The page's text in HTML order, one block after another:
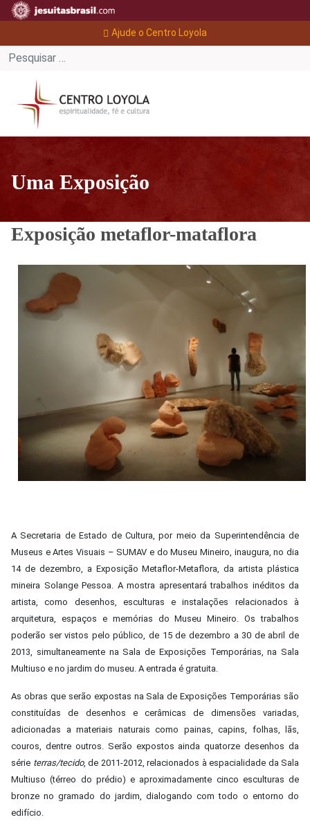
Ajude o Centro Loyola
Uma Exposição
Exposição metaflor-mataflora
A Secretaria de Estado de Cultura, por meio da Superintendência de
Museus e Artes Visuais – SUMAV e do Museu Mineiro, inaugura, no dia
14 de dezembro, a Exposição Metaflor-Metaflora, da artista plástica
mineira Solange Pessoa. A mostra apresentará trabalhos inéditos da
artista, como desenhos, esculturas e instalações relacionados à
arquitetura, espaços e memórias do Museu Mineiro. Os trabalhos
poderão ser vistos pelo público, de 15 de dezembro a 30 de abril de
2013, simultaneamente na Sala de Exposições Temporárias, na Sala
Multiuso e no jardim do museu. A entrada é gratuita.
As obras que serão expostas na Sala de Exposições Temporárias são
constituídas de desenhos e cerâmicas de dimensões variadas,
adicionadas a materiais naturais como painas, capins, folhas, lãs,
couros, dentre outros. Serão expostos ainda quatorze desenhos da
série terras/tecido, de 2011-2012, relacionados à espacialidade da Sala
Multiuso (térreo do prédio) e aproximadamente cinco esculturas de
bronze no gramado do jardim, dialogando com todo o entorno do
edifício.